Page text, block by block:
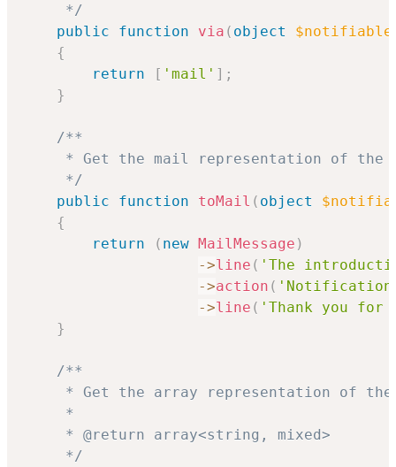
     */
public
function via ( object $notifiable
{
return
[ 'mail' ] ;
}
/**
* Get the mail representation of the
     */
public
function toMail ( object
{
return
( new MailMessage )
->line ( 'The
->action (
->line ( 'Thank you
}
/**
* Get the array representation of
     *
     * @return array<string, mixed>
     */